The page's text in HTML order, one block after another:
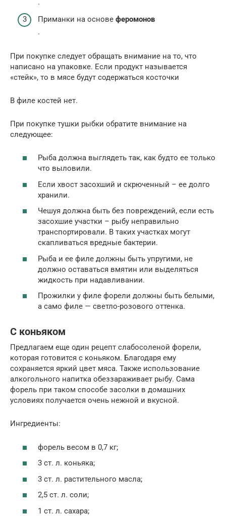
.
Приманки на основе феромонов
.
При покупке следует обращать внимание на то, что
написано на упаковке. Если продукт называется
«стейк», то в мясе будут содержаться косточки
В филе костей нет.
При покупке тушки рыбки обратите внимание на
следующее:
Рыба должна выглядеть так, как будто ее только
что выловили.
Если хвост засохший и скрюченный – ее долго
хранили.
Чешуя должна быть без повреждений, если есть
засохшие участки – рыбу неправильно
транспортировали. В таких участках могут
скапливаться вредные бактерии.
Рыба и ее филе должны быть упругими, не
должно оставаться вмятин или выделяться
жидкость при надавливании.
Прожилки у филе форели должны быть белыми,
а само филе — светло-розового оттенка.
С коньяком
Предлагаем еще один рецепт слабосоленой форели,
которая готовится с коньяком. Благодаря ему
сохраняется яркий цвет мяса. Также использование
алкогольного напитка обеззараживает рыбу. Сама
форель при таком способе засолки в домашних
условиях получается очень нежной и вкусной.
Ингредиенты:
форель весом в 0,7 кг;
3 ст. л. коньяка;
3 ст. л. растительного масла;
2,5 ст. л. соли;
1 ст. л. сахара;